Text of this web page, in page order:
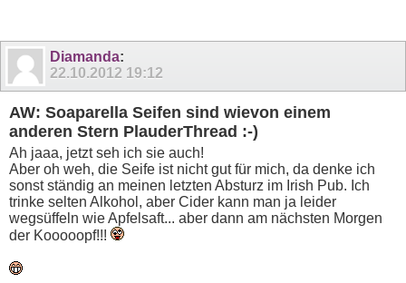
Diamanda:
22.10.2012 19:12
AW: Soaparella Seifen sind wievon einem
anderen Stern PlauderThread :-)
Ah jaaa, jetzt seh ich sie auch!
Aber oh weh, die Seife ist nicht gut für mich, da denke ich
sonst ständig an meinen letzten Absturz im Irish Pub. Ich
trinke selten Alkohol, aber Cider kann man ja leider
wegsüffeln wie Apfelsaft... aber dann am nächsten Morgen
der Kooooopf!!!